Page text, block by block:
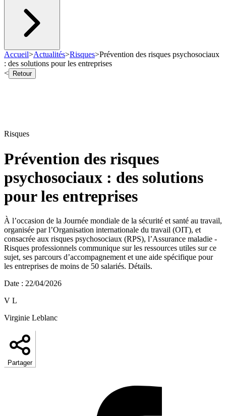
Accueil>Actualités>Risques>Prévention des risques psychosociaux
: des solutions pour les entreprises
<
Retour
Risques
Prévention des risques
psychosociaux : des solutions
pour les entreprises
À l’occasion de la Journée mondiale de la sécurité et santé au travail,
organisée par l’Organisation internationale du travail (OIT), et
consacrée aux risques psychosociaux (RPS), l’Assurance maladie -
Risques professionnels communique sur les ressources utiles sur ce
sujet, ses parcours d’accompagnement et une aide spécifique pour
les entreprises de moins de 50 salariés. Détails.
Date : 22/04/2026
V L
Virginie Leblanc
Partager